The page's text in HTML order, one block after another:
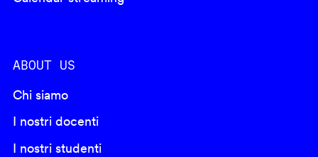
ABOUT US
Chi siamo
I nostri docenti
I nostri studenti